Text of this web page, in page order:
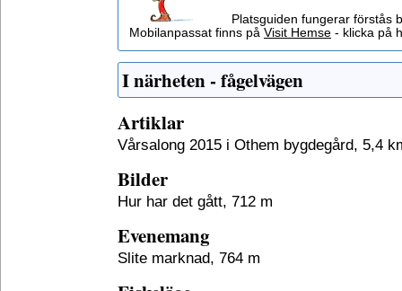
Platsguiden fungerar förstås
Mobilanpassat finns på Visit Hemse - klicka på
I närheten - fågelvägen
Artiklar
Vårsalong 2015 i Othem bygdegård, 5,4
Bilder
Hur har det gått, 712 m
Evenemang
Slite marknad, 764 m